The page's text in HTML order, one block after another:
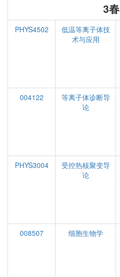
3春
PHYS4502
低温等离子体技
术与应用
004122
等离子体诊断导
论
PHYS3004
受控热核聚变导
论
008507
细胞生物学